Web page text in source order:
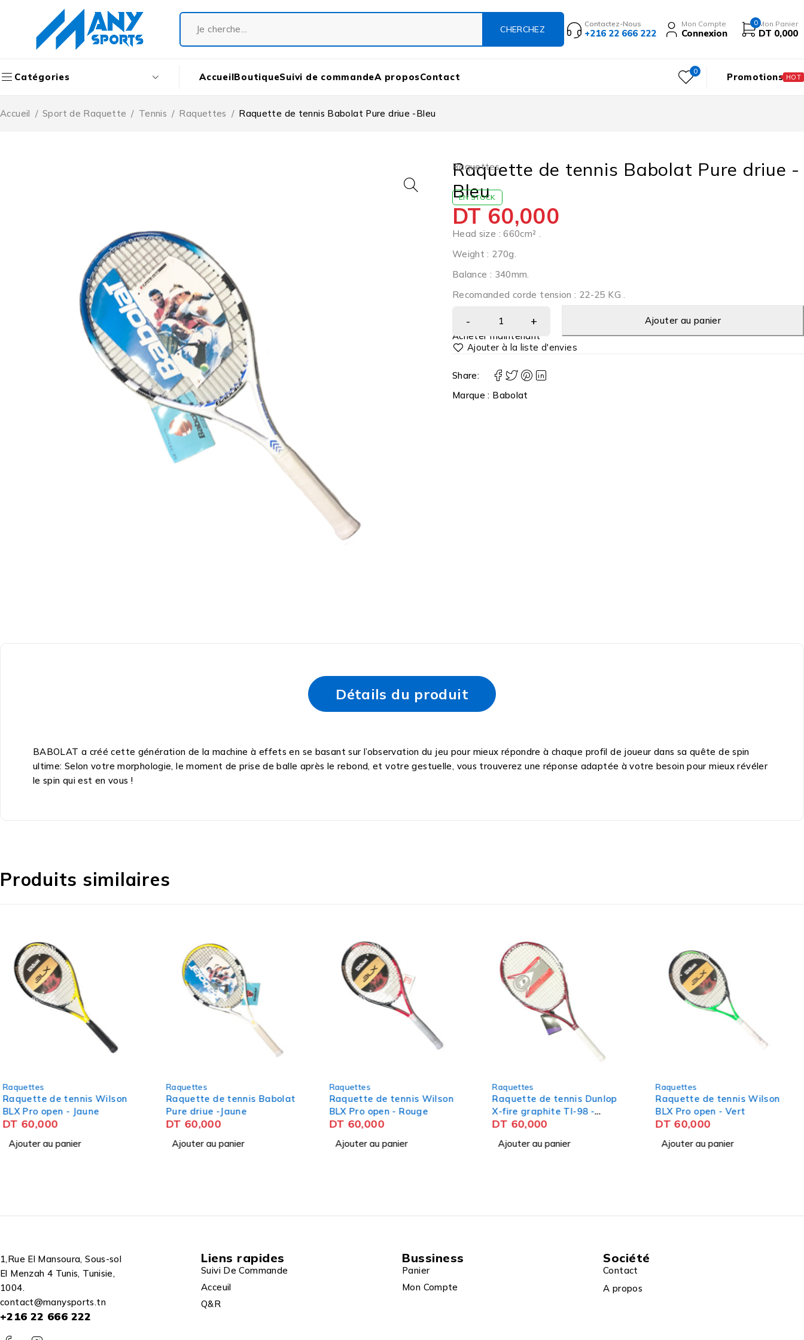
Contactez-Nous
+216 22 666 222
Mon Compte
Connexion
0 Mon Panier
DT 0,000
Catégories AccueilBoutiqueSuivi de commandeA proposContact 0 Promotions HOT
Accueil / Sport de Raquette / Tennis / Raquettes / Raquette de tennis Babolat Pure driue -Bleu
Raquettes
Raquette de tennis Babolat Pure driue -
Bleu
EN STOCK
DT 60,000
Head size : 660cm² .
Weight : 270g.
Balance : 340mm.
Recomanded corde tension : 22-25 KG .
Ajouter au panier
Acheter maintenant
Share:
Marque : Babolat
Détails du produit
BABOLAT a créé cette génération de la machine à effets en se basant sur l’observation du jeu pour mieux répondre à chaque profil de joueur dans sa quête de spin
ultime: Selon votre morphologie, le moment de prise de balle après le rebond, et votre gestuelle, vous trouverez une réponse adaptée à votre besoin pour mieux révéler
le spin qui est en vous !
Produits similaires
Raquettes
Raquette de tennis Babolat
Pure driue -Jaune
DT60,000
Ajouter au panier
Raquettes
Raquette de tennis Wilson
BLX Pro open - Rouge
DT60,000
Ajouter au panier
Raquettes
Raquette de tennis Dunlop
X-fire graphite TI-98 -
Bordeaux
DT60,000
Ajouter au panier
Raquettes
Raquette de tennis Wilson
BLX Pro open - Vert
DT60,000
Ajouter au panier
Raquettes
Raquette de tennis Wilson
BLX Pro open - Bleu
DT60,000
Ajouter au panier
1,Rue El Mansoura, Sous-sol
El Menzah 4 Tunis, Tunisie,
1004.
contact@manysports.tn
+216 22 666 222
Liens rapides
Suivi De Commande
Acceuil
Q&R
Bussiness
Panier
Mon Compte
Société
Contact
A propos